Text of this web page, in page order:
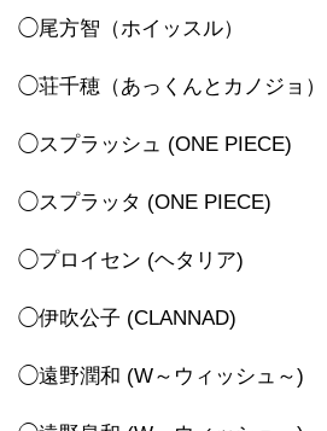
◯尾方智（ホイッスル）
◯荘千穂（あっくんとカノジョ）
◯スプラッシュ (ONE PIECE)
◯スプラッタ (ONE PIECE)
◯プロイセン (ヘタリア)
◯伊吹公子 (CLANNAD)
◯遠野潤和 (W～ウィッシュ～)